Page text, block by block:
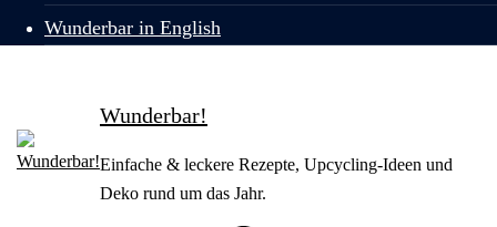
Wunderbar in English
Wunderbar!
Einfache & leckere Rezepte, Upcycling-Ideen und
Deko rund um das Jahr.